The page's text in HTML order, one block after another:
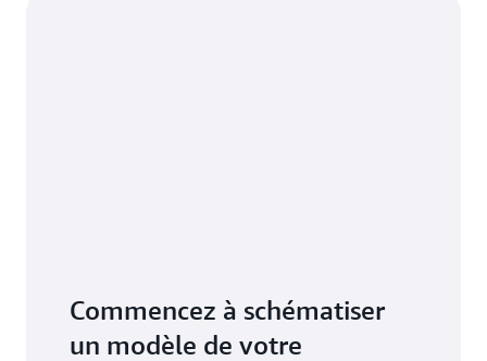
Commencez à schématiser
un modèle de votre